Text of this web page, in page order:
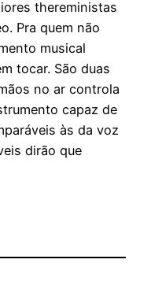
thereministas
Pra quem não
musical
tocar. São duas
no ar controla
capaz de
às da voz
dirão que